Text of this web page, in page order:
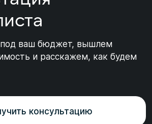
ваш бюджет, вышлем
и расскажем, как будем
консультацию